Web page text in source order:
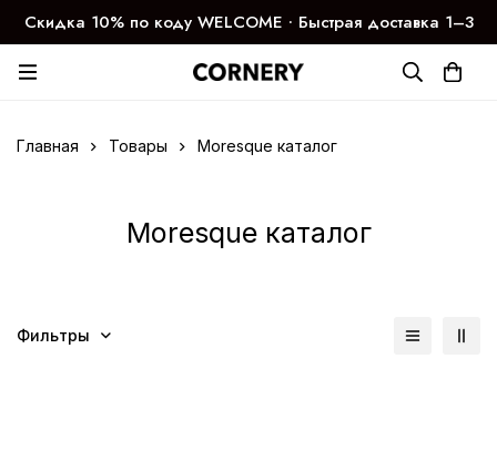
Скидка 10% по коду WELCOME ∙ Быстрая доставка 1–3
дня
Главная Товары Moresque каталог
Moresque каталог
Фильтры